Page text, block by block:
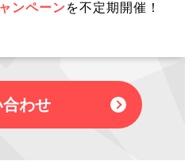
ンペーンを不定期開催！
わせ